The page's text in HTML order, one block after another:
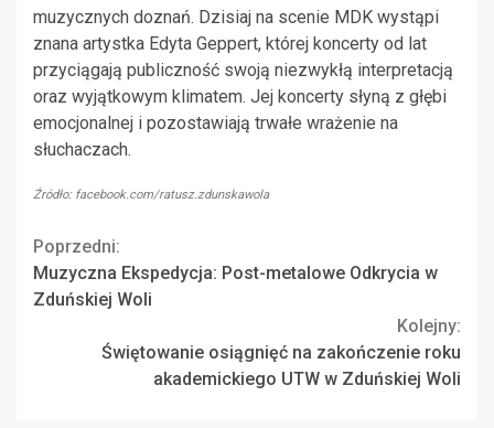
muzycznych doznań. Dzisiaj na scenie MDK wystąpi
znana artystka Edyta Geppert, której koncerty od lat
przyciągają publiczność swoją niezwykłą interpretacją
oraz wyjątkowym klimatem. Jej koncerty słyną z głębi
emocjonalnej i pozostawiają trwałe wrażenie na
słuchaczach.
Źródło: facebook.com/ratusz.zdunskawola
Continue
Reading
Poprzedni:
Muzyczna Ekspedycja: Post-metalowe Odkrycia w
Zduńskiej Woli
Kolejny:
Świętowanie osiągnięć na zakończenie roku
akademickiego UTW w Zduńskiej Woli